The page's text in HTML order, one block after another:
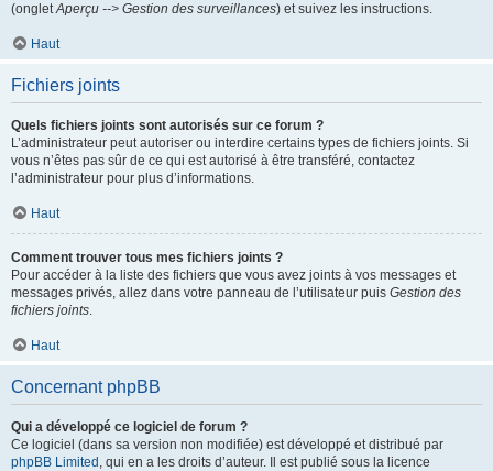
(ongletAperçu --> Gestion des surveillances) et suivez les instructions.
Haut
Fichiers joints
Quels fichiers joints sont autorisés sur ce forum ?
L’administrateur peut autoriser ou interdire certains types de fichiers joints. Si
vous n’êtes pas sûr de ce qui est autorisé à être transféré, contactez
l’administrateur pour plus d’informations.
Haut
Comment trouver tous mes fichiers joints ?
Pour accéder à la liste des fichiers que vous avez joints à vos messages et
messages privés, allez dans votre panneau de l’utilisateur puis Gestion des
fichiers joints.
Haut
Concernant phpBB
Qui a développé ce logiciel de forum ?
Ce logiciel (dans sa version non modifiée) est développé et distribué par
phpBB Limited , qui en a les droits d’auteur. Il est publié sous la licence